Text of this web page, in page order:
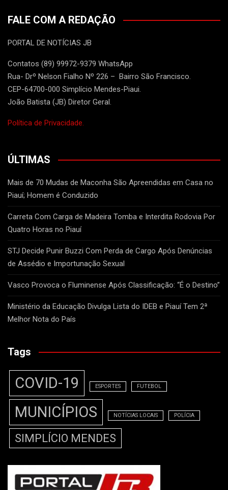
FALE COM A REDAÇÃO
PORTAL DE NOTÍCIAS JB
Contatos (89) 99972-9379 WhatsApp
Rua- Drº Nelson Fialho Nº 226 – Bairro São Francisco.
CEP-64700-000 Simplício Mendes-Piaui.
João Batista (JB) Diretor Geral.
Política de Privacidade.
ÚLTIMAS
Mais de 70 Mudas de Maconha São Apreendidas em Casa no
Piauí; Homem é Conduzido
Carreta Com Carga de Madeira Tomba e Interdita Rodovia Por
Quatro Horas no Piauí
STJ Decide Punir Buzzi Com Perda de Cargo Após Denúncias
de Assédio e Importunação Sexual
Vasco Provoca o Fluminense Após Classificação: “É o Destino”
Ministério da Educação Divulga Lista do IDEB e Piauí Tem 2ª
Melhor Nota do País
Tags
COVID-19 ESPORTES FUTEBOL
MUNICÍPIOS NOTÍCIAS LOCAIS POLÍCIA
SIMPLÍCIO MENDES